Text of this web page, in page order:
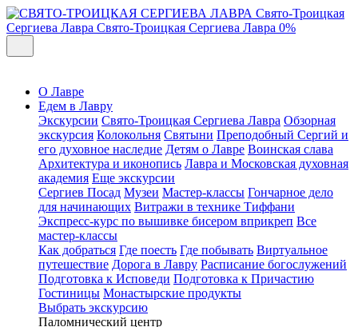
Свято-Троицкая
Сергиева Лавра Свято-Троицкая Сергиева Лавра 0%
О Лавре
Едем в Лавру
Экскурсии Свято-Троицкая Сергиева Лавра Обзорная
экскурсия Колокольня Святыни Преподобный Сергий и
его духовное наследие Детям о Лавре Воинская слава
Архитектура и иконопись Лавра и Московская духовная
академия Еще экскурсии
Сергиев Посад Музеи Мастер-классы Гончарное дело
для начинающих Витражи в технике Тиффани
Экспресс-курс по вышивке бисером вприкреп Все
мастер-классы
Как добраться Где поесть Где побывать Виртуальное
путешествие Дорога в Лавру Расписание богослужений
Подготовка к Исповеди Подготовка к Причастию
Гостиницы Монастырские продукты
Выбрать экскурсию
Паломнический центр